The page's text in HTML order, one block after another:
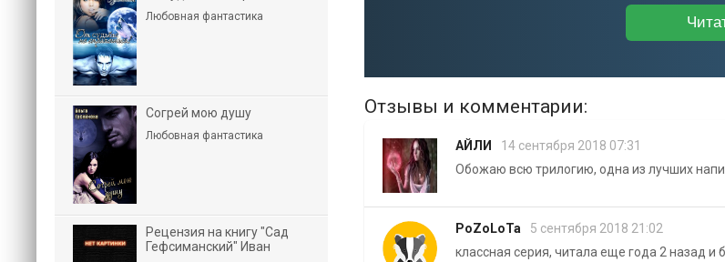
Отзывы и комментарии:
АЙЛИ 14 сентября 2018 07:31
Обожаю всю трилогию, одна из лучших
PoZoLoTa 5 сентября 2018 21:02
классная серия, читала еще года 2 назад и
Любовная фантастика
Согрей мою душу
Любовная фантастика
Рецензия на книгу "Сад
Гефсиманский" Иван